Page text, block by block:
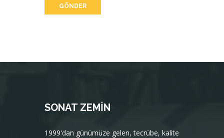
GÖNDER
SONAT ZEMIN
1999'dan günümüze gelen, tecrübe, kalite